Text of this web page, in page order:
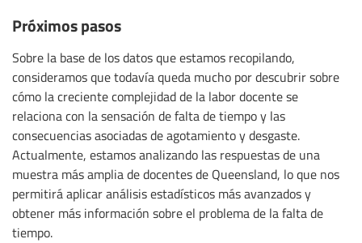
Próximos pasos
Sobre la base de los datos que estamos recopilando,
consideramos que todavía queda mucho por descubrir sobre
cómo la creciente complejidad de la labor docente se
relaciona con la sensación de falta de tiempo y las
consecuencias asociadas de agotamiento y desgaste.
Actualmente, estamos analizando las respuestas de una
muestra más amplia de docentes de Queensland, lo que nos
permitirá aplicar análisis estadísticos más avanzados y
obtener más información sobre el problema de la falta de
tiempo.